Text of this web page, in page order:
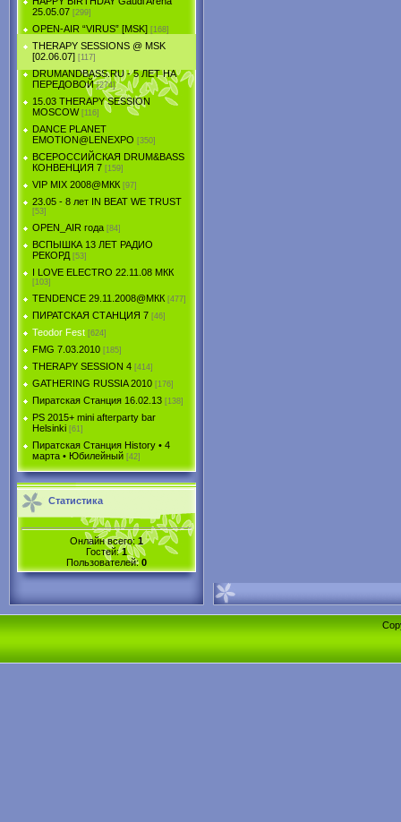
25.05.07 [299]
OPEN-AIR “VIRUS” [MSK] [168]
THERAPY SESSIONS @ MSK
[02.06.07] [117]
DRUMANDBASS.RU - 5 ЛЕТ НА
ПЕРЕДОВОЙ [274]
15.03 THERAPY SESSION
MOSCOW [116]
DANCE PLANET
EMOTION@LENEXPO [350]
ВСЕРОССИЙСКАЯ DRUM&BASS
КОНВЕНЦИЯ 7 [159]
VIP MIX 2008@МКК [97]
23.05 - 8 лет IN BEAT WE TRUST
[53]
OPEN_AIR года [84]
ВСПЫШКА 13 ЛЕТ РАДИО
РЕКОРД [53]
I LOVE ELECTRO 22.11.08 МКК
[103]
TENDЕNCE 29.11.2008@МКК [477]
ПИРАТСКАЯ СТАНЦИЯ 7 [46]
Teodor Fest [624]
FMG 7.03.2010 [185]
THERAPY SESSION 4 [414]
GATHERING RUSSIA 2010 [176]
Пиратская Станция 16.02.13 [138]
PS 2015+ mini afterparty bar
Helsinki [61]
Пиратская Станция History • 4
марта • Юбилейный [42]
Статистика
Онлайн всего: 1
Гостей:1
Пользователей:0